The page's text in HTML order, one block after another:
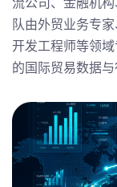
队由外贸业务专
开发工程师等领
的国际贸易数据与